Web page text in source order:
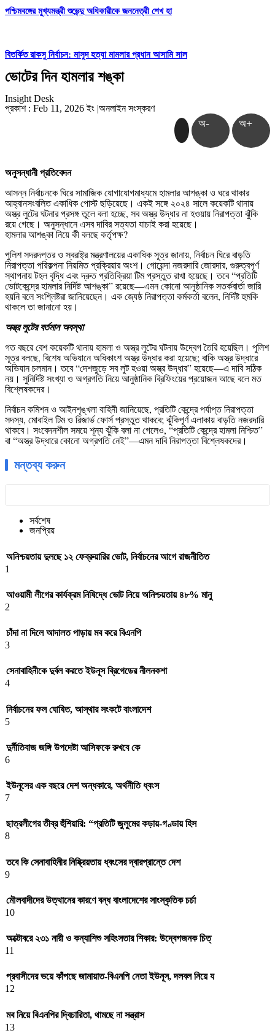
পশ্চিমবঙ্গের মুখ্যমন্ত্রী শুভেন্দু অধিকারীকে জননেত্রী শেখ হা
বিতর্কিত রাকসু নির্বাচন: মাসুদ হত্যা মামলার প্রধান আসামি সাল
ভোটের দিন হামলার শঙ্কা
Insight Desk
প্রকাশ : Feb 11, 2026 ইং |অনলাইন সংস্করণ
অ- অ+
অনুসন্ধানী প্রতিবেদন
আসন্ন নির্বাচনকে ঘিরে সামাজিক যোগাযোগমাধ্যমে হামলার আশঙ্কা ও ঘরে থাকার
আহ্বানসংবলিত একাধিক পোস্ট ছড়িয়েছে। একই সঙ্গে ২০২৪ সালে কয়েকটি থানায়
অস্ত্র লুটের ঘটনার প্রসঙ্গ তুলে বলা হচ্ছে, সব অস্ত্র উদ্ধার না হওয়ায় নিরাপত্তা ঝুঁকি
রয়ে গেছে। অনুসন্ধানে এসব দাবির সত্যতা যাচাই করা হয়েছে।
হামলার আশঙ্কা নিয়ে কী বলছে কর্তৃপক্ষ?
পুলিশ সদরদপ্তর ও স্বরাষ্ট্র মন্ত্রণালয়ের একাধিক সূত্র জানায়, নির্বাচন ঘিরে বাড়তি
নিরাপত্তা পরিকল্পনা নিয়মিত প্রক্রিয়ার অংশ। গোয়েন্দা নজরদারি জোরদার, গুরুত্বপূর্ণ
স্থাপনায় টহল বৃদ্ধি এবং দ্রুত প্রতিক্রিয়া টিম প্রস্তুত রাখা হয়েছে। তবে “প্রতিটি
ভোটকেন্দ্রে হামলার নির্দিষ্ট আশঙ্কা” রয়েছে—এমন কোনো আনুষ্ঠানিক সতর্কবার্তা জারি
হয়নি বলে সংশ্লিষ্টরা জানিয়েছেন। এক জ্যেষ্ঠ নিরাপত্তা কর্মকর্তা বলেন, নির্দিষ্ট হুমকি
থাকলে তা জানানো হয়।
অস্ত্র লুটের বর্তমান অবস্থা
গত বছরে বেশ কয়েকটি থানায় হামলা ও অস্ত্র লুটের ঘটনায় উদ্বেগ তৈরি হয়েছিল। পুলিশ
সূত্র বলছে, বিশেষ অভিযানে অধিকাংশ অস্ত্র উদ্ধার করা হয়েছে; বাকি অস্ত্র উদ্ধারে
অভিযান চলমান। তবে “দেশজুড়ে সব লুট হওয়া অস্ত্র উদ্ধার” হয়েছে—এ দাবি সঠিক
নয়। সুনির্দিষ্ট সংখ্যা ও অগ্রগতি নিয়ে আনুষ্ঠানিক ব্রিফিংয়ের প্রয়োজন আছে বলে মত
বিশ্লেষকদের।
নির্বাচন কমিশন ও আইনশৃঙ্খলা বাহিনী জানিয়েছে, প্রতিটি কেন্দ্রে পর্যাপ্ত নিরাপত্তা
সদস্য, মোবাইল টিম ও রিজার্ভ ফোর্স প্রস্তুত থাকবে; ঝুঁকিপূর্ণ এলাকায় বাড়তি নজরদারি
থাকবে। সংবেদনশীল সময়ে শূন্য ঝুঁকি বলা না গেলেও, “প্রতিটি কেন্দ্রে হামলা নিশ্চিত”
বা “অস্ত্র উদ্ধারে কোনো অগ্রগতি নেই”—এমন দাবি নিরাপত্তা বিশ্লেষকদের।
মন্তব্য করুন
সর্বশেষ
জনপ্রিয়
অনিশ্চয়তায় দুলছে ১২ ফেব্রুয়ারির ভোট, নির্বাচনের আগে রাজনীতিত
1
আওয়ামী লীগের কার্যক্রম নিষিদ্ধে ভোট নিয়ে অনিশ্চয়তায় ৪৮% মানু
2
চাঁদা না দিলে আদালত পাড়ায় মব করে বিএনপি
3
সেনাবাহিনীকে দুর্বল করতে ইউনূস ব্রিগেডের নীলনকশা
4
নির্বাচনের ফল ঘোষিত, আস্থার সংকটে বাংলাদেশ
5
দুর্নীতিবাজ জঙ্গি উপদেষ্টা আসিফকে রুখবে কে
6
ইউনূসের এক বছরে দেশ অন্ধকারে, অর্থনীতি ধ্বংস
7
ছাত্রলীগের তীব্র হুঁশিয়ারি: “প্রতিটি জুলুমের কড়ায়-গণ্ডায় হিস
8
তবে কি সেনাবাহিনীর নিষ্ক্রিয়তায় ধ্বংসের দ্বারপ্রান্তে দেশ
9
মৌলবাদীদের উত্থানের কারণে বন্ধ বাংলাদেশের সাংস্কৃতিক চর্চা
10
অক্টোবরে ২৩১ নারী ও কন্যাশিশু সহিংসতার শিকার: উদ্বেগজনক চিত্
11
প্রবাসীদের ভয়ে কাঁপছে জামায়াত-বিএনপি নেতা ইউনূস, দলবল নিয়ে য
12
মব নিয়ে বিএনপির দ্বিচারিতা, থামছে না সন্ত্রাস
13